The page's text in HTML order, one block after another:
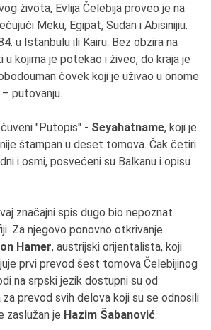
života, Evlija Čelebija proveo je na
Meku, Egipat, Sudan i Abisinijiu.
u Istanbulu ili Kairu. Bez obzira na
kojima je potekao i živeo, do kraja je
čovek koji je uživao u onome
putovanju.
"Putopis" - Seyahatname, koji je
štampan u deset tomova. Čak četiri
i osmi, posvećeni su Balkanu i opisu
značajni spis dugo bio nepoznat
Za njegovo ponovno otkrivanje
Hamer, austrijski orijentalista, koji
prvi prevod šest tomova Čelebijinog
na srpski jezik dostupni su od
prevod svih delova koji su se odnosili
zaslužan je Hazim Šabanović.